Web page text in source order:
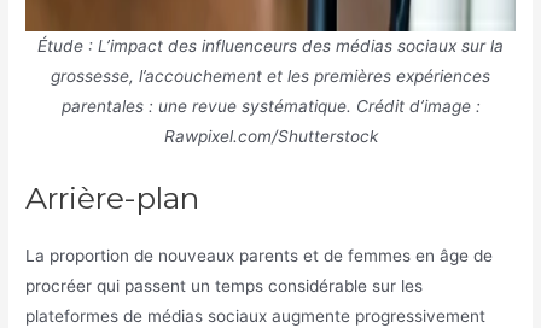
Étude : L’impact des influenceurs des médias sociaux sur la
grossesse, l’accouchement et les premières expériences
parentales : une revue systématique. Crédit d’image :
Rawpixel.com/Shutterstock
Arrière-plan
La proportion de nouveaux parents et de femmes en âge de
procréer qui passent un temps considérable sur les
plateformes de médias sociaux augmente progressivement